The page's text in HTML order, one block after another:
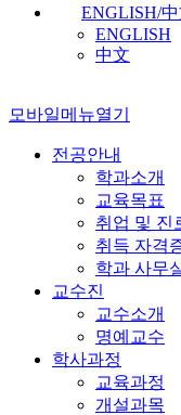
ENGLISH/
ENGLISH
中文
모바일메뉴열기
전공안내
학과소개
교육목표
취업 및 진
취득 자격
학과 사무
교수진
교수소개
명예교수
학사과정
교육과정
개설과목